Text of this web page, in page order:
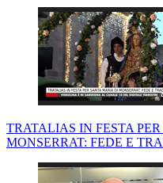
TRATALIAS IN FESTA
MONSERRAT: FEDE E